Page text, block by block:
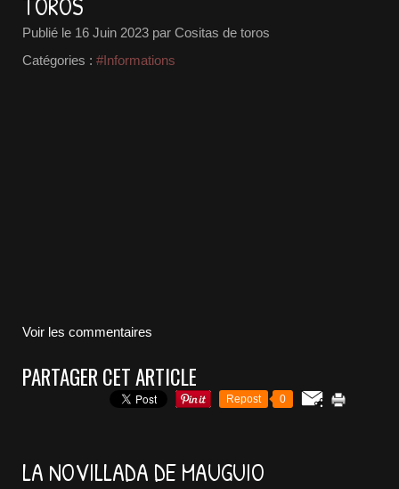
Publié le 16 Juin 2023 par Cositas de toros
Catégories : #Informations
Voir les commentaires
PARTAGER CET ARTICLE
Repost 0
LA NOVILLADA DE MAUGUIO